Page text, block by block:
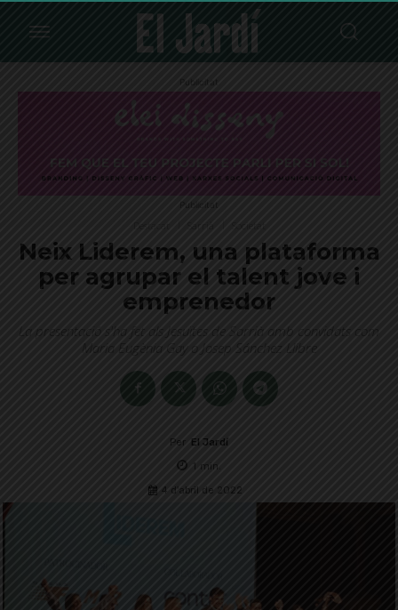
Publicitat
Publicitat
Neix Liderem, una plataforma
per agrupar el talent jove i
emprenedor
La presentació s'ha fet als Jesuïtes de Sarrià amb convidats com
Maria Eugènia Gay o Josep Sánchez Llibre
Per El Jardí
1 min.
4 d'abril de 2022